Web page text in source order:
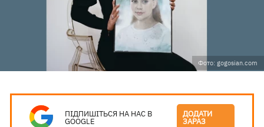
Фото: gogosian.com
ПІДПИШІТЬСЯ НА НАС В
GOOGLE
ДОДАТИ
ЗАРАЗ